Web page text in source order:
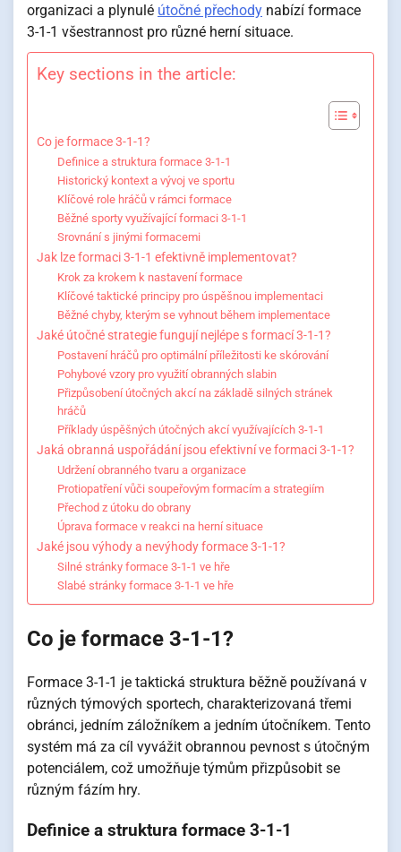
organizaci a plynulé útočné přechody nabízí formace
3-1-1 všestrannost pro různé herní situace.
Key sections in the article:
Co je formace 3-1-1?
Definice a struktura formace 3-1-1
Historický kontext a vývoj ve sportu
Klíčové role hráčů v rámci formace
Běžné sporty využívající formaci 3-1-1
Srovnání s jinými formacemi
Jak lze formaci 3-1-1 efektivně implementovat?
Krok za krokem k nastavení formace
Klíčové taktické principy pro úspěšnou implementaci
Běžné chyby, kterým se vyhnout během implementace
Jaké útočné strategie fungují nejlépe s formací 3-1-1?
Postavení hráčů pro optimální příležitosti ke skórování
Pohybové vzory pro využití obranných slabin
Přizpůsobení útočných akcí na základě silných stránek
hráčů
Příklady úspěšných útočných akcí využívajících 3-1-1
Jaká obranná uspořádání jsou efektivní ve formaci 3-1-1?
Udržení obranného tvaru a organizace
Protiopatření vůči soupeřovým formacím a strategiím
Přechod z útoku do obrany
Úprava formace v reakci na herní situace
Jaké jsou výhody a nevýhody formace 3-1-1?
Silné stránky formace 3-1-1 ve hře
Slabé stránky formace 3-1-1 ve hře
Co je formace 3-1-1?
Formace 3-1-1 je taktická struktura běžně používaná v
různých týmových sportech, charakterizovaná třemi
obránci, jedním záložníkem a jedním útočníkem. Tento
systém má za cíl vyvážit obrannou pevnost s útočným
potenciálem, což umožňuje týmům přizpůsobit se
různým fázím hry.
Definice a struktura formace 3-1-1